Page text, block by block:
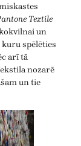
Textile
un
spēlēties
arī tā
nozarē
un tie